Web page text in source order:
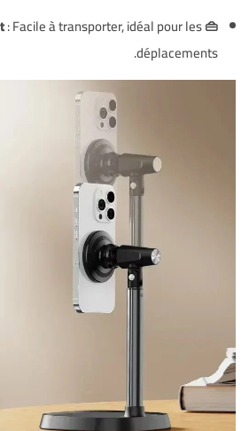
👜 Pliable & compact
: Facile à transporter, idéal pour les
déplacements.